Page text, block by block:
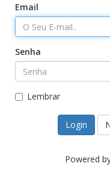
Email
Senha
Lembrar
Powered